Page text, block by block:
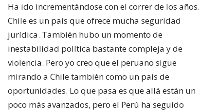
Ha ido incrementándose con el correr de los años.
Chile es un país que ofrece mucha seguridad
jurídica. También hubo un momento de
inestabilidad política bastante compleja y de
violencia. Pero yo creo que el peruano sigue
mirando a Chile también como un país de
oportunidades. Lo que pasa es que allá están un
poco más avanzados, pero el Perú ha seguido